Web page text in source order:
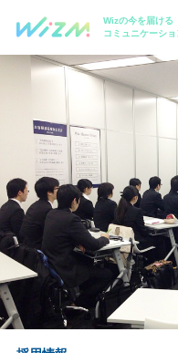
Wizの今を届ける
コミュニケーシ